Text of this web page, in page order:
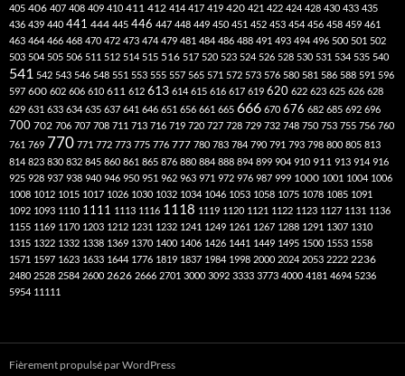
405 406 407 408 409 410 411 412 414 417 419 420 421 422 424 428 430 433 435
436 439 440 441 444 445 446 447 448 449 450 451 452 453 454 456 458 459 461
463 464 466 468 470 472 473 474 479 481 484 486 488 491 493 494 496 500 501 502
503 504 505 506 511 512 514 515 516 517 520 523 524 526 528 530 531 534 535 540
541 542 543 546 548 551 553 555 557 565 571 572 573 576 580 581 586 588 591 596
597 600 602 606 610 611 612 613 614 615 616 617 619 620 622 623 625 626 628
629 631 633 634 635 637 641 646 651 656 661 665 666 670 676 682 685 692 696
700 702 706 707 708 711 713 716 719 720 727 728 729 732 748 750 753 755 756 760
761 769 770 771 772 773 775 776 777 780 783 784 790 791 793 798 800 805 813
814 823 830 832 845 860 861 865 876 880 884 888 894 899 904 910 911 913 914 916
925 928 937 938 940 946 950 951 962 963 971 972 976 987 999 1000 1001 1004 1006
1008 1012 1015 1017 1026 1030 1032 1034 1046 1053 1058 1075 1078 1085 1091
1092 1093 1110 1111 1113 1116 1118 1119 1120 1121 1122 1123 1127 1131 1136
1155 1169 1170 1203 1212 1231 1232 1241 1249 1261 1267 1288 1291 1307 1310
1315 1322 1332 1338 1369 1370 1400 1406 1426 1441 1449 1495 1500 1553 1558
1571 1597 1623 1633 1644 1776 1819 1837 1984 1998 2000 2024 2053 2222 2236
2480 2528 2584 2600 2626 2666 2701 3000 3092 3333 3773 4000 4181 4694 5236
5954 11111
Fièrement propulsé par WordPress